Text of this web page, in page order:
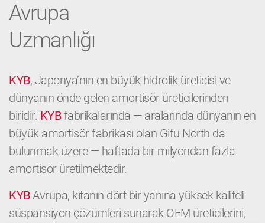
Avrupa
Uzmanlığı
KYB, Japonya’nın en büyük hidrolik üreticisi ve
dünyanın önde gelen amortisör üreticilerinden
biridir. KYBfabrikalarında — aralarında dünyanın en
büyük amortisör fabrikası olan Gifu North da
bulunmak üzere — haftada bir milyondan fazla
amortisör üretilmektedir.
KYBAvrupa, kıtanın dört bir yanına yüksek kaliteli
süspansiyon çözümleri sunarak OEM üreticilerini,